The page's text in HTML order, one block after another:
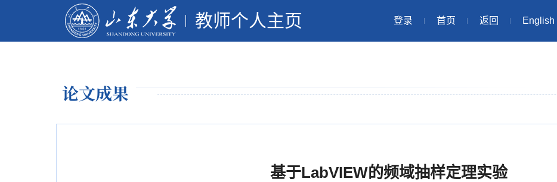
教师个人主页 登录 首页 返回 English
论文成果
基于LabVIEW的频域抽样定理实验